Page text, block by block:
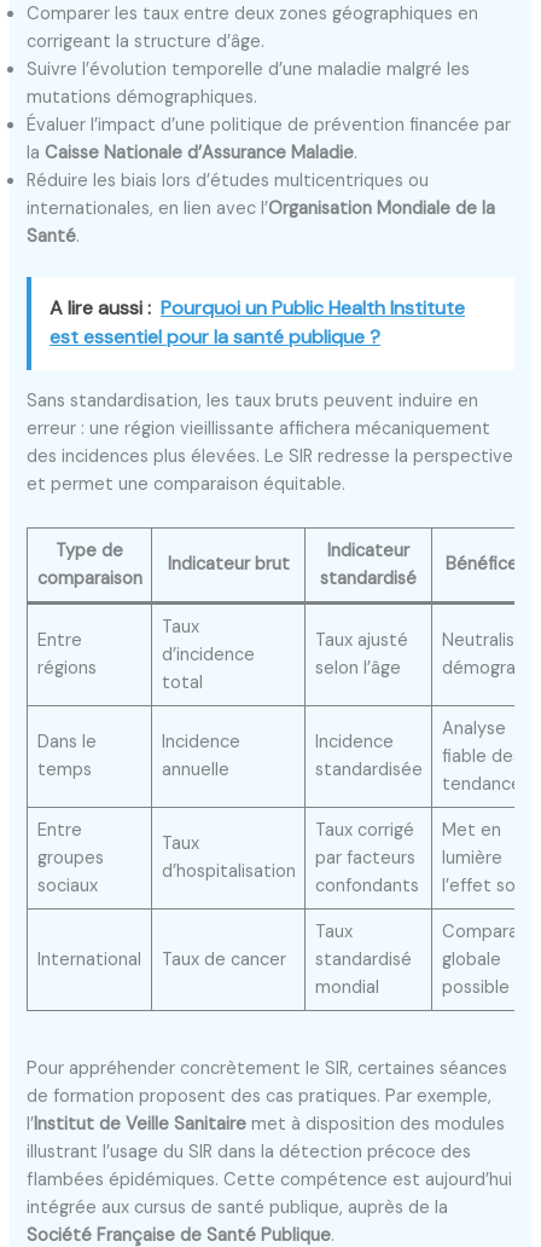
Comparer les taux entre deux zones géographiques en
corrigeant la structure d’âge.
Suivre l’évolution temporelle d’une maladie malgré les
mutations démographiques.
Évaluer l’impact d’une politique de prévention financée par
la Caisse Nationale d’Assurance Maladie.
Réduire les biais lors d’études multicentriques ou
internationales, en lien avec l’Organisation Mondiale de la
Santé.
A lire aussi : Pourquoi un Public Health Institute
est essentiel pour la santé publique ?
Sans standardisation, les taux bruts peuvent induire en
erreur : une région vieillissante affichera mécaniquement
des incidences plus élevées. Le SIR redresse la perspective
et permet une comparaison équitable.
Type de
comparaison
Indicateur brut
Indicateur
standardisé
Bénéfice
Entre
régions
Taux
d’incidence
total
Taux ajusté
selon l’âge
Neutralise
Dans le
temps
Incidence
annuelle
Incidence
standardisée
Analyse
fiable des
tendances
Entre
groupes
sociaux
Taux
d’hospitalisation
Taux corrigé
par facteurs
confondants
Met en
lumière
l’effet social
International Taux de cancer
Taux
standardisé
mondial
globale
possible
Pour appréhender concrètement le SIR, certaines séances
de formation proposent des cas pratiques. Par exemple,
l’Institut de Veille Sanitaire met à disposition des modules
illustrant l’usage du SIR dans la détection précoce des
flambées épidémiques. Cette compétence est aujourd’hui
intégrée aux cursus de santé publique, auprès de la
Société Française de Santé Publique.